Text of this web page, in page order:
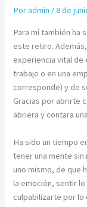
Poradmin /8 de
Para mí también ha
este retiro.
experiencia vital de
trabajo o en una
corresponde) y de
Gracias por abrirte
abriera y contara
Ha sido un tiempo
tener una mente
uno mismo, de que
la emoción, sentir
culpabilizarte por